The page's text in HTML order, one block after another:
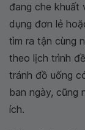
đang che khuất
dụng đơn lẻ
tìm ra tận cùng
theo lịch trình
tránh đồ uống
ban ngày, cũng
ích.